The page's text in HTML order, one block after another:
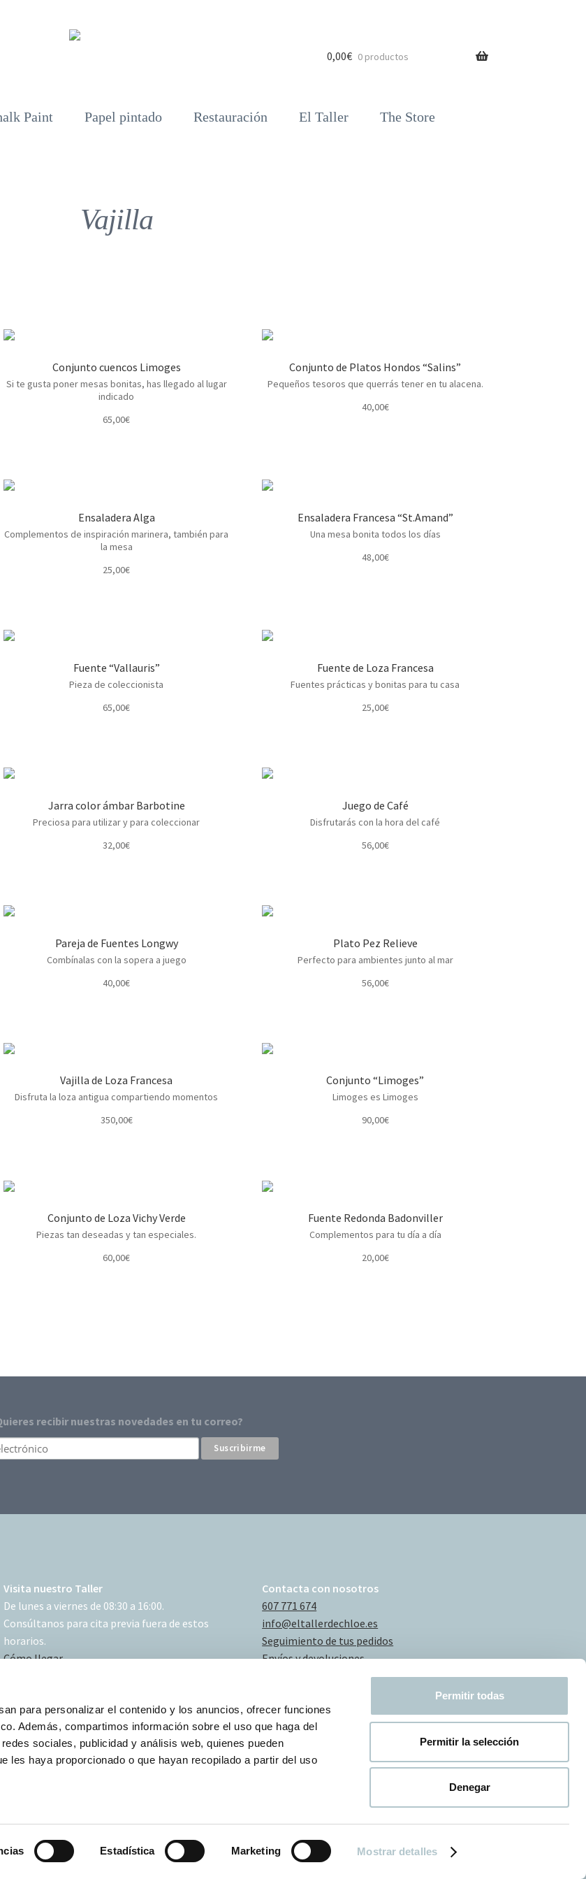
para personalizar el contenido y los anuncios, ofrecer funciones
Además, compartimos información sobre el uso que haga del
sociales, publicidad y análisis web, quienes pueden
les haya proporcionado o que hayan recopilado a partir del uso
Estadística Marketing Mostrar detalles
Permitir todas
Permitir la selección
Denegar
0,00€ 0 productos
Paint Papel pintado Restauración El Taller The Store
Vajilla
Conjunto cuencos Limoges
Si te gusta poner mesas bonitas, has llegado al lugar
indicado
65,00€
Conjunto de Platos Hondos “Salins”
Pequeños tesoros que querrás tener en tu alacena.
40,00€
Ensaladera Alga
Complementos de inspiración marinera, también para
la mesa
25,00€
Ensaladera Francesa “St.Amand”
Una mesa bonita todos los días
48,00€
Fuente “Vallauris”
Pieza de coleccionista
65,00€
Fuente de Loza Francesa
Fuentes prácticas y bonitas para tu casa
25,00€
Jarra color ámbar Barbotine
Preciosa para utilizar y para coleccionar
32,00€
Juego de Café
Disfrutarás con la hora del café
56,00€
Pareja de Fuentes Longwy
Combínalas con la sopera a juego
40,00€
Plato Pez Relieve
Perfecto para ambientes junto al mar
56,00€
Vajilla de Loza Francesa
Disfruta la loza antigua compartiendo momentos
350,00€
Conjunto “Limoges”
Limoges es Limoges
90,00€
Conjunto de Loza Vichy Verde
Piezas tan deseadas y tan especiales.
60,00€
Fuente Redonda Badonviller
Complementos para tu día a día
20,00€
recibir nuestras novedades en tu correo?
Visita nuestro Taller
De lunes a viernes de 08:30 a 16:00.
Consúltanos para cita previa fuera de estos
horarios.
Cómo llegar
Contacta con nosotros
607 771 674
info@eltallerdechloe.es
Seguimiento de tus pedidos
Envíos y devoluciones